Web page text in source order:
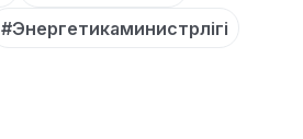
#Энергетикаминистрлігі